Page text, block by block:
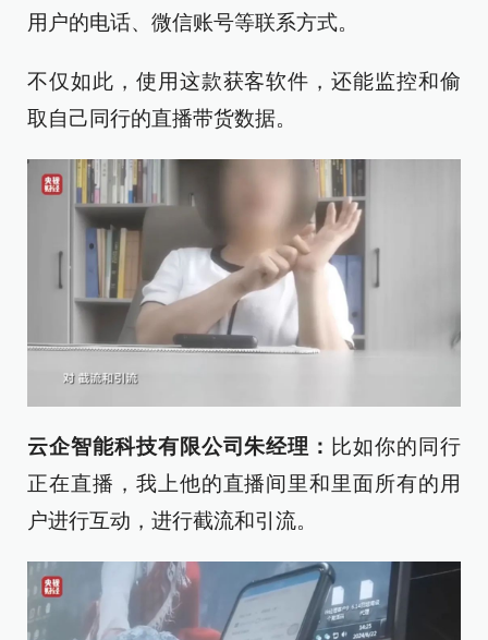
用户的电话、微信账号等联系方式。
不仅如此，使用这款获客软件，还能监控和偷
取自己同行的直播带货数据。
云企智能科技有限公司朱经理： 比如你的同行
正在直播，我上他的直播间里和里面所有的用
户进行互动，进行截流和引流。